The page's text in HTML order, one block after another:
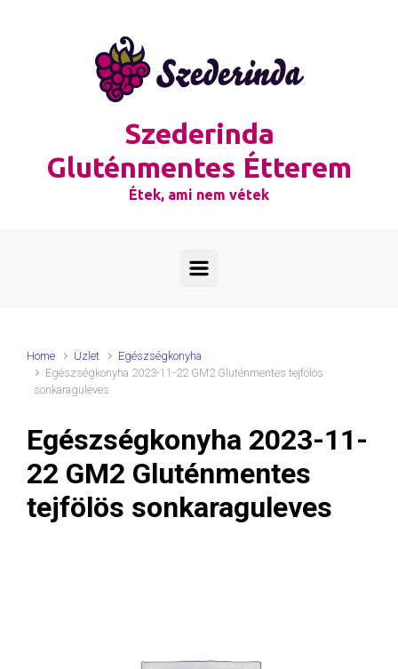
Szederinda
Gluténmentes Étterem
Étek, ami nem vétek
Home Üzlet
Egészségkonyha
Egészségkonyha 2023-11-22 GM2 Gluténmentes tejfölös
sonkaraguleves
Egészségkonyha 2023-11-
22 GM2 Gluténmentes
tejfölös sonkaraguleves